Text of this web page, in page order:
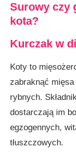
Surowy czy
kota?
Kurczak w
Koty to
zabraknąć
rybnych.
dostarczają im
egzogennych,
tłuszczowych.